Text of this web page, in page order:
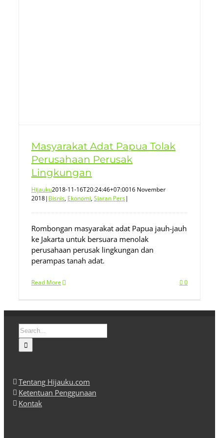
Masyarakat Adat Papua Tolak
Perusahaan Perusak
Lingkungan
Hijauku2018-11-16T20:24:46+07:0016 November
2018| Bisnis, Ekonomi,Siaran Pers|
Rombongan masyarakat adat Papua jauh-jauh
ke Jakarta untuk bersuara menolak
perusahaan perusak lingkungan dan
perampas tanah adat.
Read More 0
Search
for:
Tentang Hijauku.com
Ketentuan Penggunaan
Kontak